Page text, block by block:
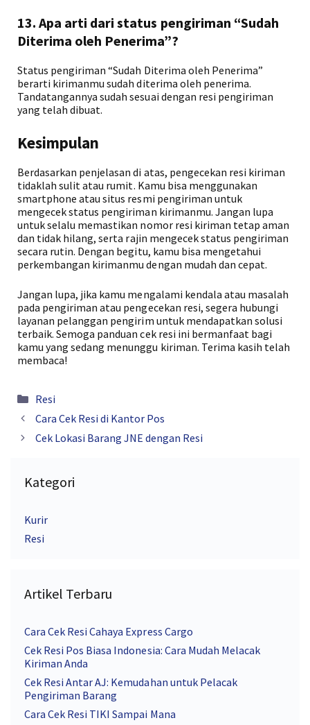
13. Apa arti dari status pengiriman “Sudah
Diterima oleh Penerima”?
Status pengiriman “Sudah Diterima oleh Penerima”
berarti kirimanmu sudah diterima oleh penerima.
Tandatangannya sudah sesuai dengan resi pengiriman
yang telah dibuat.
Kesimpulan
Berdasarkan penjelasan di atas, pengecekan resi kiriman
tidaklah sulit atau rumit. Kamu bisa menggunakan
smartphone atau situs resmi pengiriman untuk
mengecek status pengiriman kirimanmu. Jangan lupa
untuk selalu memastikan nomor resi kiriman tetap aman
dan tidak hilang, serta rajin mengecek status pengiriman
secara rutin. Dengan begitu, kamu bisa mengetahui
perkembangan kirimanmu dengan mudah dan cepat.
Jangan lupa, jika kamu mengalami kendala atau masalah
pada pengiriman atau pengecekan resi, segera hubungi
layanan pelanggan pengirim untuk mendapatkan solusi
terbaik. Semoga panduan cek resi ini bermanfaat bagi
kamu yang sedang menunggu kiriman. Terima kasih telah
membaca!
Kategori
Resi
Cara Cek Resi di Kantor Pos
Cek Lokasi Barang JNE dengan Resi
Kategori
Kurir
Resi
Artikel Terbaru
Cara Cek Resi Cahaya Express Cargo
Cek Resi Pos Biasa Indonesia: Cara Mudah Melacak
Kiriman Anda
Cek Resi Antar AJ: Kemudahan untuk Pelacak
Pengiriman Barang
Cara Cek Resi TIKI Sampai Mana